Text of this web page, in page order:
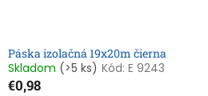
Páska izolačná 19x20m čierna
Skladom (>5 ks) Kód: E 9243
€0,98